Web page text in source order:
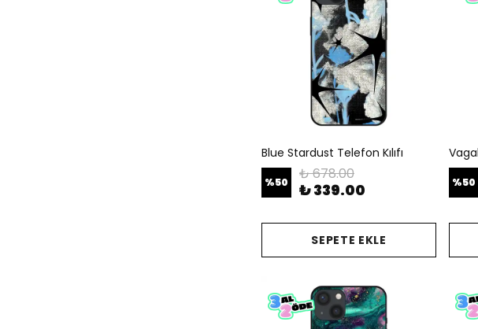
Blue Stardust Telefon Kılıfı
%50 ₺ 678.00
₺ 339.00
SEPETE EKLE
%50